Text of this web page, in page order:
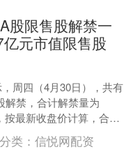
股限售股解禁一
元市值限售股
周四（4月30日），共有
解禁，合计解禁量为
按最新收盘价计算，合计
亿元。从解禁量来看，1
分类： 信悦网配资